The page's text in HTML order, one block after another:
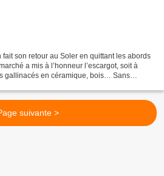
fait son retour au Soler en quittant les abords
a mis à l’honneur l’escargot, soit à
gallinacés en céramique, bois… Sans
suivante >